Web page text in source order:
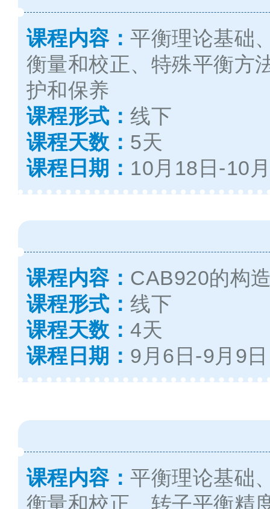
课程内容： 平衡理论基础
衡量和校正、特殊平衡方
护和保养
课程形式： 线下
课程天数： 5天
课程日期： 10月18日 -10
课程内容： CAB920的构
课程形式： 线下
课程天数： 4天
课程日期： 9月6日 -9月9日
课程内容： 平衡理论基础
衡量和校正、转子平衡精